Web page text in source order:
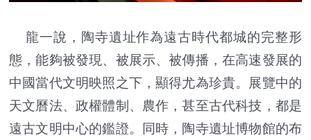
龍一說，陶寺遺址作為遠古時代都城的完整形
態，能夠被發現、被展示、被傳播，在高速發展的
中國當代文明映照之下，顯得尤為珍貴。展覽中的
天文曆法、政權體制、農作，甚至古代科技，都是
遠古文明中心的鑑證。同時，陶寺遺址博物館的布